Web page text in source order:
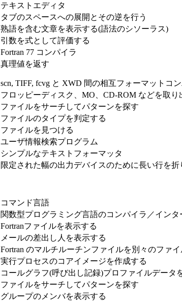
テキストエディタ
タブのスペースへの展開とその逆を行う
熟語を含む文章を表示する(語法のシソーラス)
引数を式として評価する
Fortran 77 コンパイラ
真理値を返す
scn, TIFF, fcvg と XWD 間の相互フォーマットコ
フロッピーディスク、MO、CD-ROM などを取り
ファイルをサーチしてパターンを探す
ファイルのタイプを判定する
ファイルを見つける
ユーザ情報検索プログラム
シンプルなテキストフォーマッタ
限定された幅の出力デバイスのために長い行を折
コマンド言語
関数型プログラミング言語のコンパイラ／インタ
Fortranファイルを表示する
メールの差出し人を表示する
Fortran のマルチルーチンファイルを別々のファ
実行プロセスのコアイメージを作成する
コールグラフ(呼び出し記録)プロファイルデータ
ファイルをサーチしてパターンを探す
グループのメンバを表示する